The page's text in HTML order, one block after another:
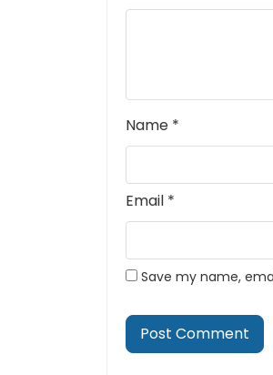
Name *
Email *
Save my name,